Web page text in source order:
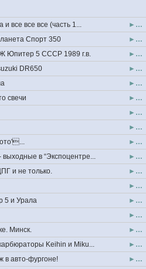
и все все все (часть 1... ►…
Спорт 350 ►…
Юпитер 5 СССР 1989 г.в. ►…
DR650 ►…
►…
свечи ►…
►…
►…
►…
в “Экспоцентре... ►…
и не только. ►…
►…
5 и Урала ►…
►…
Минск. ►…
Keihin и Miku... ►…
в авто-фургоне! ►…